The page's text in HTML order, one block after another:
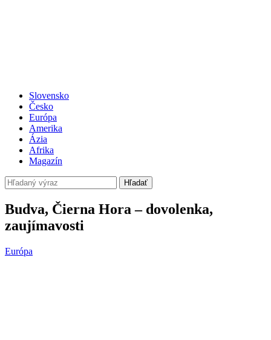
Slovensko
Česko
Európa
Amerika
Ázia
Afrika
Magazín
Hľadať
Budva, Čierna Hora – dovolenka,
zaujímavosti
Európa